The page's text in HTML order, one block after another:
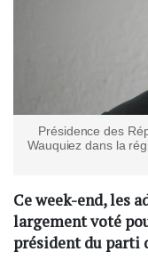
Présidence des
Wauquiez dans la
Ce week-end, les
largement voté
président du parti